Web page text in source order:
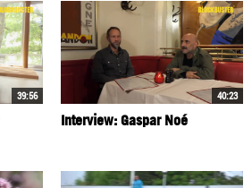
39:56 40:23
Interview: Gaspar Noé